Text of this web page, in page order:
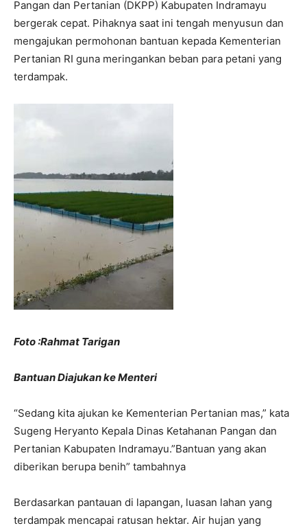
Pangan dan Pertanian (DKPP) Kabupaten Indramayu
bergerak cepat. Pihaknya saat ini tengah menyusun dan
mengajukan permohonan bantuan kepada Kementerian
Pertanian RI guna meringankan beban para petani yang
terdampak.
Foto :Rahmat Tarigan
Bantuan Diajukan ke Menteri
“Sedang kita ajukan ke Kementerian Pertanian mas,” kata
Sugeng Heryanto Kepala Dinas Ketahanan Pangan dan
Pertanian Kabupaten Indramayu.”Bantuan yang akan
diberikan berupa benih” tambahnya
Berdasarkan pantauan di lapangan, luasan lahan yang
terdampak mencapai ratusan hektar. Air hujan yang